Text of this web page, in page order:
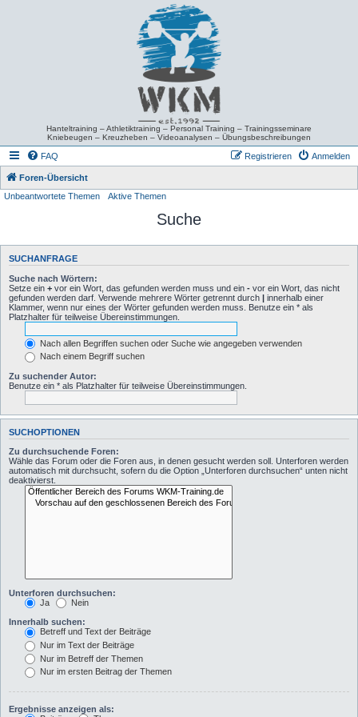
Hanteltraining – Athletiktraining – Personal Training – Trainingsseminare
Kniebeugen – Kreuzheben – Videoanalysen – Übungsbeschreibungen
FAQ Anmelden
Registrieren
Foren-Übersicht
Unbeantwortete Themen
Aktive Themen
Suche
SUCHANFRAGE
Suche nach Wörtern:
Setze ein + vor ein Wort, das gefunden werden muss und ein - vor ein Wort, das nicht
gefunden werden darf. Verwende mehrere Wörter getrennt durch | innerhalb einer
Klammer, wenn nur eines der Wörter gefunden werden muss. Benutze ein * als
Platzhalter für teilweise Übereinstimmungen.
Nach allen Begriffen suchen oder Suche wie angegeben verwenden
Nach einem Begriff suchen
Zu suchender Autor:
Benutze ein * als Platzhalter für teilweise Übereinstimmungen.
SUCHOPTIONEN
Zu durchsuchende Foren:
Wähle das Forum oder die Foren aus, in denen gesucht werden soll. Unterforen werden
automatisch mit durchsucht, sofern du die Option „Unterforen durchsuchen“ unten nicht
deaktivierst.
Unterforen durchsuchen:
Ja
Nein
Innerhalb suchen:
Betreff und Text der Beiträge
Nur im Text der Beiträge
Nur im Betreff der Themen
Nur im ersten Beitrag der Themen
Ergebnisse anzeigen als: